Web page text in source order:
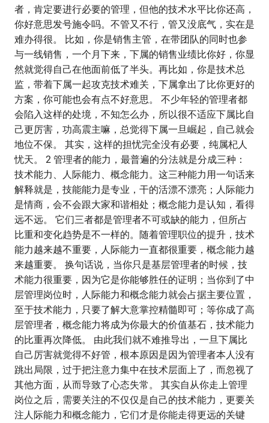
者，肯定要进行必要的管理，但他的技术水平比你还高，
你好意思发号施令吗。不管又不行，管又没底气，实在是
难办得很。 比如，你是销售主管，在带团队的同时也参
与一线销售，一个月下来，下属的销售业绩比你好，你显
然就觉得自己在他面前低了半头。再比如，你是技术总
监，带着下属一起攻克技术难关，下属拿出了比你更好的
方案，你可能也会有点不好意思。 不少年轻的管理者都
会陷入这样的处境，不知怎么办，所以很不适应下属比自
己更厉害，功高震主嘛，总觉得下属一旦崛起，自己就会
地位不保。 其实，这样的担忧完全没有必要，纯属杞人
忧天。 2 管理者的能力，最普遍的分法就是分成三种：
技术能力、人际能力、概念能力。这三种能力用一句话来
解释就是，技能能力是专业，干的活漂不漂亮；人际能力
是情商，会不会跟大家和谐相处；概念能力是认知，看得
远不远。 它们三者都是管理者不可或缺的能力，但所占
比重和变化趋势是不一样的。随着管理职位的提升，技术
能力越来越不重要，人际能力一直都很重要，概念能力越
来越重要。 换句话说，当你只是基层管理者的时候，技
术能力很重要，因为它是你能够胜任的证明；当你到了中
层管理岗位时，人际能力和概念能力就会占据主要位置，
至于技术能力，只要了解大意掌控精髓即可；等你成了高
层管理者，概念能力将成为你最大的价值基石，技术能力
的比重再次降低。 由此我们就不难推导出，一旦下属比
自己厉害就觉得不好管，根本原因是因为管理者本人没有
跳出局限，过于把注意力集中在技术层面上了，而忽视了
其他方面，从而导致了心态失常。 其实自从你走上管理
岗位之后，需要关注的不仅仅是自己的技术能力，更要关
注人际能力和概念能力，它们才是你能走得更远的关键